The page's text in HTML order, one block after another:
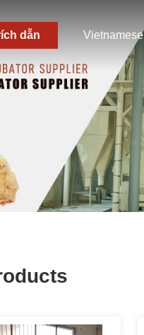
dẫn Vietnamese